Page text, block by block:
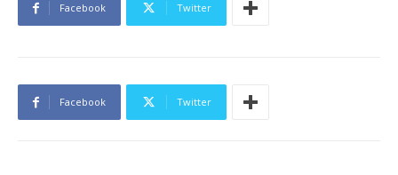
Facebook Twitter
Facebook Twitter